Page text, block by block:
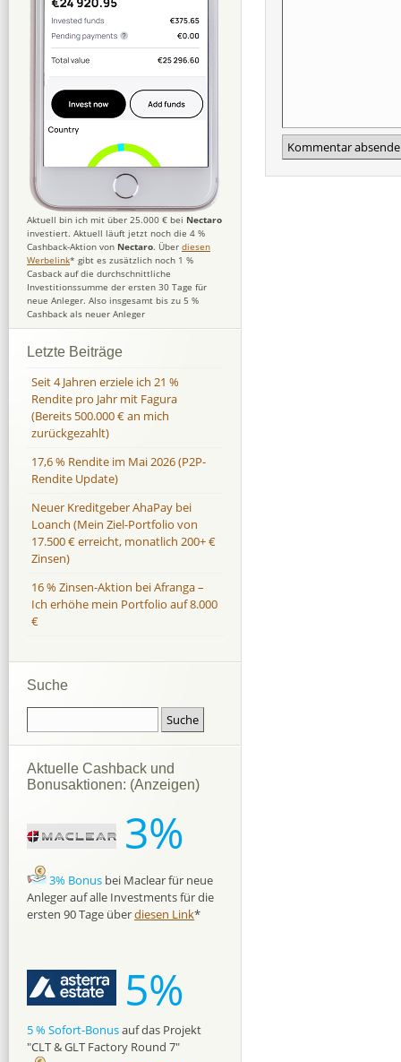
Aktuell bin ich mit über 25.000 € bei Nectaro
investiert. Aktuell läuft jetzt noch die 4 %
Cashback-Aktion von Nectaro. Über diesen
Werbelink* gibt es zusätzlich noch 1 %
Casback auf die durchschnittliche
Investitionssumme der ersten 30 Tage für
neue Anleger. Also insgesamt bis zu 5 %
Cashback als neuer Anleger
Letzte Beiträge
Seit 4 Jahren erziele ich 21 %
Rendite pro Jahr mit Fagura
(Bereits 500.000 € an mich
zurückgezahlt)
17,6 % Rendite im Mai 2026 (P2P-
Rendite Update)
Neuer Kreditgeber AhaPay bei
Loanch (Mein Ziel-Portfolio von
17.500 € erreicht, monatlich 200+ €
Zinsen)
16 % Zinsen-Aktion bei Afranga –
Ich erhöhe mein Portfolio auf 8.000
€
Suche
Aktuelle Cashback und
Bonusaktionen: (Anzeigen)
3%
3% Bonus bei Maclear für neue
Anleger auf alle Investments für die
ersten 90 Tage überdiesen Link*
5%
5 % Sofort-Bonusauf das Projekt
"CLT & GLT Factory Round 7"